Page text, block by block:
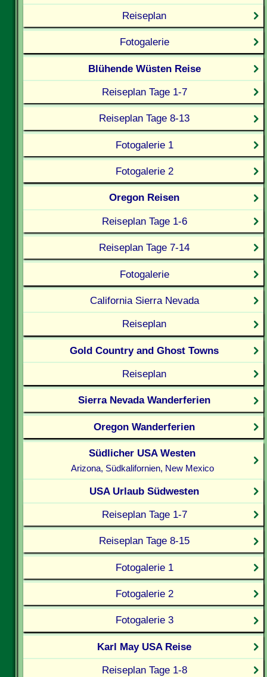
Reiseplan
Fotogalerie
Blühende Wüsten Reise
Reiseplan Tage 1-7
Reiseplan Tage 8-13
Fotogalerie 1
Fotogalerie 2
Oregon Reisen
Reiseplan Tage 1-6
Reiseplan Tage 7-14
Fotogalerie
California Sierra Nevada
Reiseplan
Gold Country and Ghost Towns
Reiseplan
Sierra Nevada Wanderferien
Oregon Wanderferien
Südlicher USA Westen
Arizona, Südkalifornien, New Mexico
USA Urlaub Südwesten
Reiseplan Tage 1-7
Reiseplan Tage 8-15
Fotogalerie 1
Fotogalerie 2
Fotogalerie 3
Karl May USA Reise
Reiseplan Tage 1-8